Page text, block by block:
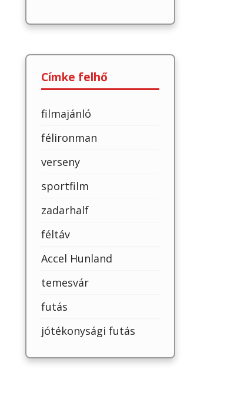
Címke felhő
filmajánló
félironman
verseny
sportfilm
zadarhalf
féltáv
Accel Hunland
temesvár
futás
jótékonysági futás